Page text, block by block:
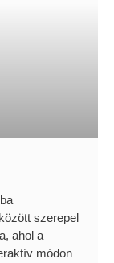
szerepel
ahol a
módon